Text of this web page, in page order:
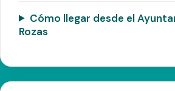
Cómo llegar desde el
Rozas